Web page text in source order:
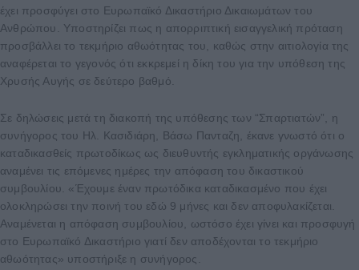
έχει προσφύγει στο Ευρωπαϊκό Δικαστήριο Δικαιωμάτων του
Ανθρώπου. Υποστηρίζει πως η απορριπτική εισαγγελική πρόταση
προσβάλλει το τεκμήριο αθωότητας του, καθώς στην αιτιολογία της
αναφέρεται το γεγονός ότι εκκρεμεί η δίκη του για την υπόθεση της
Χρυσής Αυγής σε δεύτερο βαθμό.
Σε δηλώσεις μετά τη διακοπή της υπόθεσης των “Σπαρτιατών”, η
συνήγορος του Ηλ. Κασιδιάρη, Βάσω Πανταζη, έκανε γνωστό ότι ο
καταδικασθείς πρωτοδίκως ως διευθυντής εγκληματικής οργάνωσης
αναμένει τις επόμενες ημέρες την απόφαση του δικαστικού
συμβουλίου. «Έχουμε έναν πρωτόδικα καταδικασμένο που έχει
ολοκληρώσει την ποινή του εδώ 9 μήνες και δεν αποφυλακίζεται.
Αναμένεται η απόφαση συμβουλίου, ωστόσο έχει γίνει και προσφυγή
στο Ευρωπαϊκό Δικαστήριο γιατί δεν αποδέχονται το τεκμήριο
αθωότητας» υποστήριξε η συνήγορος.